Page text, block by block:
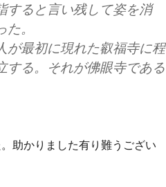
ると言い残して姿を消
。
最初に現れた叡福寺に程
する。それが佛眼寺である
助かりました有り難うござい